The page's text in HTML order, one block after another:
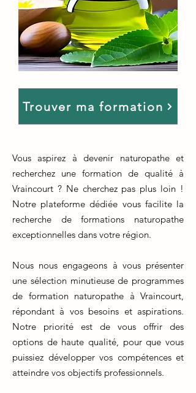
Trouver ma formation
Vous aspirez à devenir naturopathe et
recherchez une formation de qualité à
Vraincourt ? Ne cherchez pas plus loin !
Notre plateforme dédiée vous facilite la
recherche de formations naturopathe
exceptionnelles dans votre région.
Nous nous engageons à vous présenter
une sélection minutieuse de programmes
de formation naturopathe à Vraincourt,
répondant à vos besoins et aspirations.
Notre priorité est de vous offrir des
options de haute qualité, pour que vous
puissiez développer vos compétences et
atteindre vos objectifs professionnels.